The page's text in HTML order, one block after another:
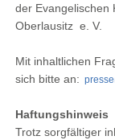
der Evangelischen
Oberlausitz e. V.
Mit inhaltlichen
sich bitte an:
Haftungshinweis
Trotz sorgfältiger